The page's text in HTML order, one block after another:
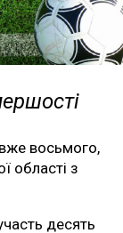
вже восьмого,
області з
десять